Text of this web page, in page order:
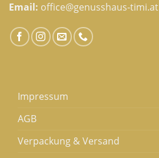
Email: office@genusshaus-timi.at
Impressum
AGB
Verpackung & Versand